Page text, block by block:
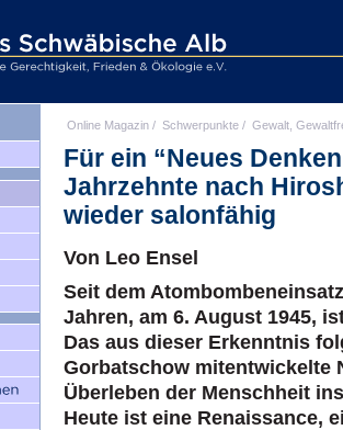
Online Magazin / Schwerpunkte / Gewalt,
Für ein “Neues
Jahrzehnte nach
wieder salonfähig
Von Leo Ensel
Seit dem
Jahren, am 6. August 1945,
Das aus dieser Erkenntnis
Gorbatschow mitentwickelte
Überleben der Menschheit
Heute ist eine Renaissance,